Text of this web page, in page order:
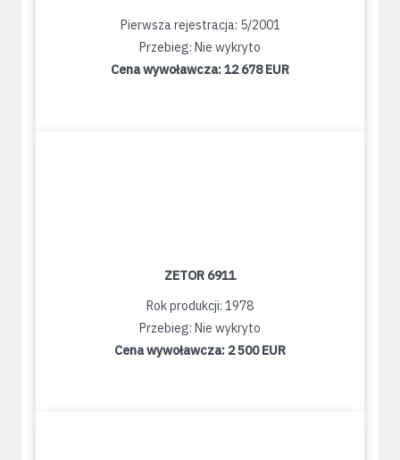
Pierwsza rejestracja: 5/2001
Przebieg: Nie wykryto
Cena wywoławcza:12 678 EUR
ZETOR 6911
Rok produkcji: 1978
Przebieg: Nie wykryto
Cena wywoławcza: 2 500 EUR